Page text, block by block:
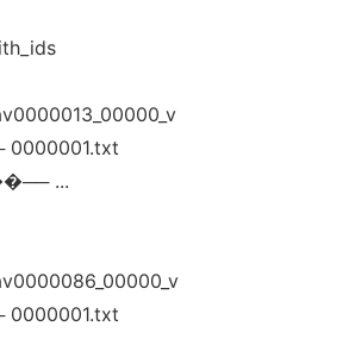
0000001.txt
...
0000001.txt